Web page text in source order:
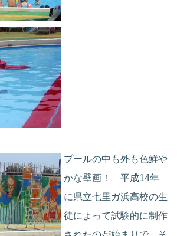
プールの中も外も色鮮や
かな壁画！ 平成14年
に県立七里ガ浜高校の生
徒によって試験的に制作